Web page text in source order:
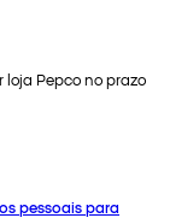
loja Pepco no prazo
pessoais para